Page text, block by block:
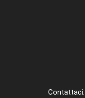
Contattaci: